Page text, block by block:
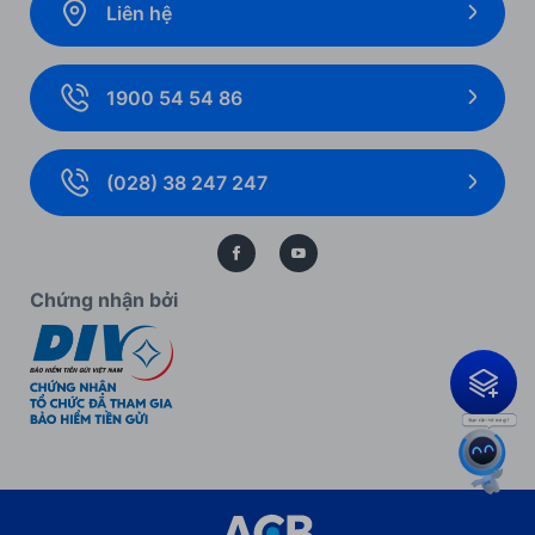
Gói giải pháp
Ngoại hối và Thị trường tài chính
Giải pháp thanh toán
Thẻ doanh nghiệp
Bảo lãnh
Ưu đãi cho Ngân hàng số
Ưu đãi khách hàng doanh nghiệp
Biểu mẫu, biểu phí cá nhân
Biểu mẫu, biểu phí doanh nghiệp
Kiến thức ngân hàng
Bảo vệ dữ liệu cá nhân
Liên hệ
1900 54 54 86
(028) 38 247 247
Chứng nhận bởi